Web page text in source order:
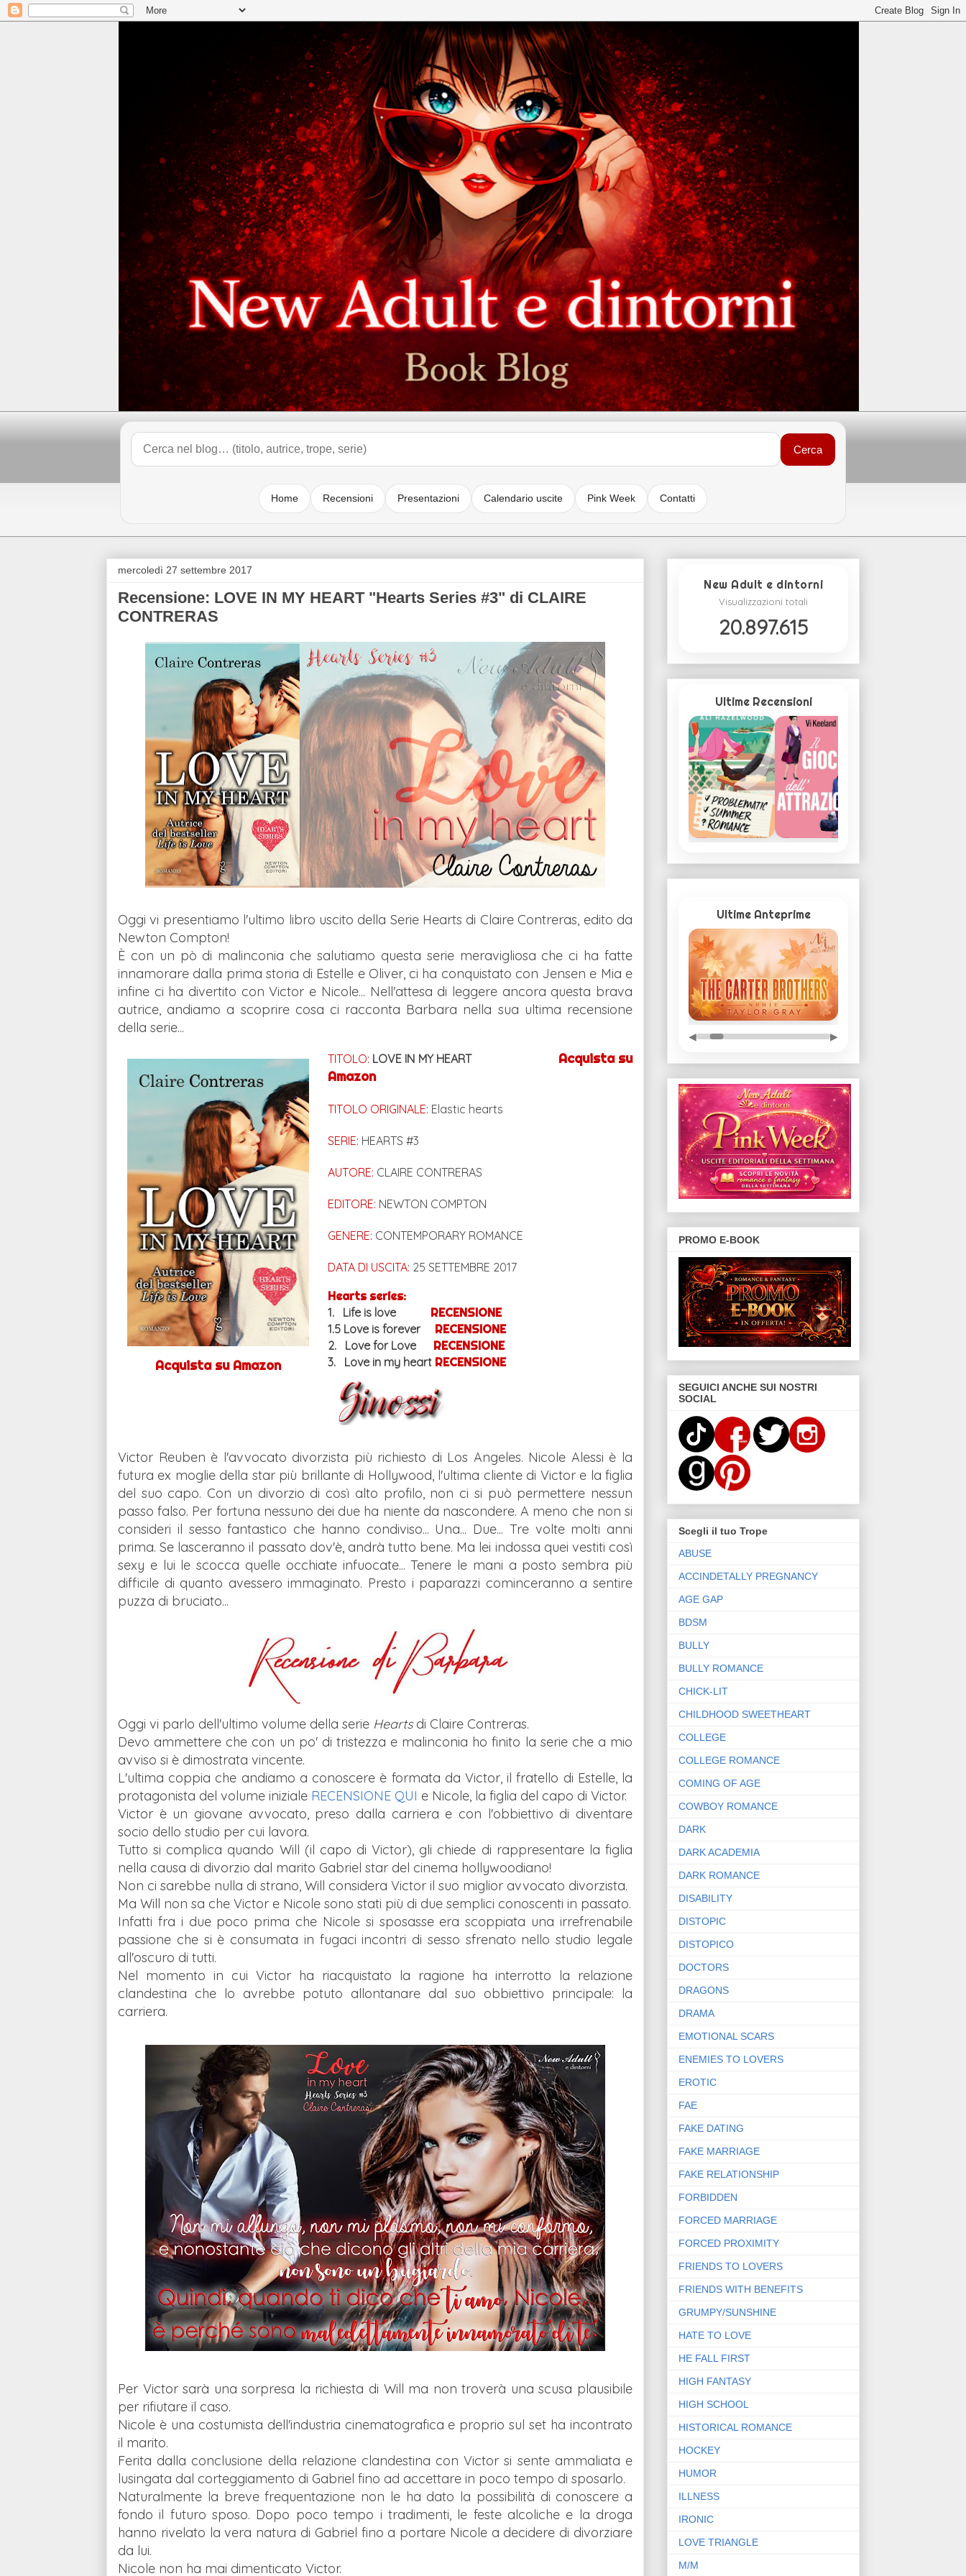
Cerca
Home Recensioni Presentazioni Calendario uscite Pink Week Contatti
mercoledì 27 settembre 2017
Recensione: LOVE IN MY HEART "Hearts Series #3" di CLAIRE
CONTRERAS
Oggi vi presentiamo l'ultimo libro uscito della Serie Hearts di Claire Contreras, edito da
Newton Compton!
È con un pò di malinconia che salutiamo questa serie meravigliosa che ci ha fatte
innamorare dalla prima storia di Estelle e Oliver, ci ha conquistato con Jensen e Mia e
infine ci ha divertito con Victor e Nicole... Nell'attesa di leggere ancora questa brava
autrice, andiamo a scoprire cosa ci racconta Barbara nella sua ultima recensione
della serie...
Acquista su Amazon
TITOLO: LOVE IN MY HEART
Acquista su
Amazon
TITOLO ORIGINALE: Elastic hearts
SERIE: HEARTS #3
AUTORE: CLAIRE CONTRERAS
EDITORE: NEWTON COMPTON
GENERE: CONTEMPORARY ROMANCE
DATA DI USCITA: 25 SETTEMBRE 2017
Hearts series:
1. Life is love RECENSIONE
1.5 Love is forever RECENSIONE
2. Love for Love RECENSIONE
3. Love in my heart RECENSIONE
Victor Reuben è l'avvocato divorzista più richiesto di Los Angeles. Nicole Alessi è la
futura ex moglie della star più brillante di Hollywood, l'ultima cliente di Victor e la figlia
del suo capo. Con un divorzio di così alto profilo, non ci si può permettere nessun
passo falso. Per fortuna nessuno dei due ha niente da nascondere. A meno che non si
consideri il sesso fantastico che hanno condiviso... Una... Due... Tre volte molti anni
prima. Se lasceranno il passato dov'è, andrà tutto bene. Ma lei indossa quei vestiti così
sexy e lui le scocca quelle occhiate infuocate... Tenere le mani a posto sembra più
difficile di quanto avessero immaginato. Presto i paparazzi cominceranno a sentire
puzza di bruciato...
Oggi vi parlo dell'ultimo volume della serie Heartsdi Claire Contreras.
Devo ammettere che con un po' di tristezza e malinconia ho finito la serie che a mio
avviso si è dimostrata vincente.
L'ultima coppia che andiamo a conoscere è formata da Victor, il fratello di Estelle, la
protagonista del volume iniziale RECENSIONE QUI e Nicole, la figlia del capo di Victor.
Victor è un giovane avvocato, preso dalla carriera e con l'obbiettivo di diventare
socio dello studio per cui lavora.
Tutto si complica quando Will (il capo di Victor), gli chiede di rappresentare la figlia
nella causa di divorzio dal marito Gabriel star del cinema hollywoodiano!
Non ci sarebbe nulla di strano, Will considera Victor il suo miglior avvocato divorzista.
Ma Will non sa che Victor e Nicole sono stati più di due semplici conoscenti in passato.
Infatti fra i due poco prima che Nicole si sposasse era scoppiata una irrefrenabile
passione che si è consumata in fugaci incontri di sesso sfrenato nello studio legale
all'oscuro di tutti.
Nel momento in cui Victor ha riacquistato la ragione ha interrotto la relazione
clandestina che lo avrebbe potuto allontanare dal suo obbiettivo principale: la
carriera.
Per Victor sarà una sorpresa la richiesta di Will ma non troverà una scusa plausibile
per rifiutare il caso.
Nicole è una costumista dell'industria cinematografica e proprio sul set ha incontrato
il marito.
Ferita dalla conclusione della relazione clandestina con Victor si sente ammaliata e
lusingata dal corteggiamento di Gabriel fino ad accettare in poco tempo di sposarlo.
Naturalmente la breve frequentazione non le ha dato la possibilità di conoscere a
fondo il futuro sposo. Dopo poco tempo i tradimenti, le feste alcoliche e la droga
hanno rivelato la vera natura di Gabriel fino a portare Nicole a decidere di divorziare
da lui.
Nicole non ha mai dimenticato Victor.
New Adult e dintorni
Visualizzazioni totali
20.897.615
Ultime Recensioni
Ultime Anteprime
◀ ▶
PROMO E-BOOK
SEGUICI ANCHE SUI NOSTRI
SOCIAL
Scegli il tuo Trope
ABUSE
ACCINDETALLY PREGNANCY
AGE GAP
BDSM
BULLY
BULLY ROMANCE
CHICK-LIT
CHILDHOOD SWEETHEART
COLLEGE
COLLEGE ROMANCE
COMING OF AGE
COWBOY ROMANCE
DARK
DARK ACADEMIA
DARK ROMANCE
DISABILITY
DISTOPIC
DISTOPICO
DOCTORS
DRAGONS
DRAMA
EMOTIONAL SCARS
ENEMIES TO LOVERS
EROTIC
FAE
FAKE DATING
FAKE MARRIAGE
FAKE RELATIONSHIP
FORBIDDEN
FORCED MARRIAGE
FORCED PROXIMITY
FRIENDS TO LOVERS
FRIENDS WITH BENEFITS
GRUMPY/SUNSHINE
HATE TO LOVE
HE FALL FIRST
HIGH FANTASY
HIGH SCHOOL
HISTORICAL ROMANCE
HOCKEY
HUMOR
ILLNESS
IRONIC
LOVE TRIANGLE
M/M